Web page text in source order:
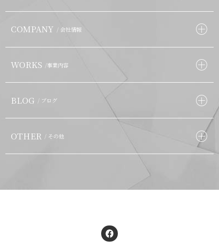
COMPANY / 会社情報
WORKS /事業内容
BLOG / ブログ
OTHER / その他